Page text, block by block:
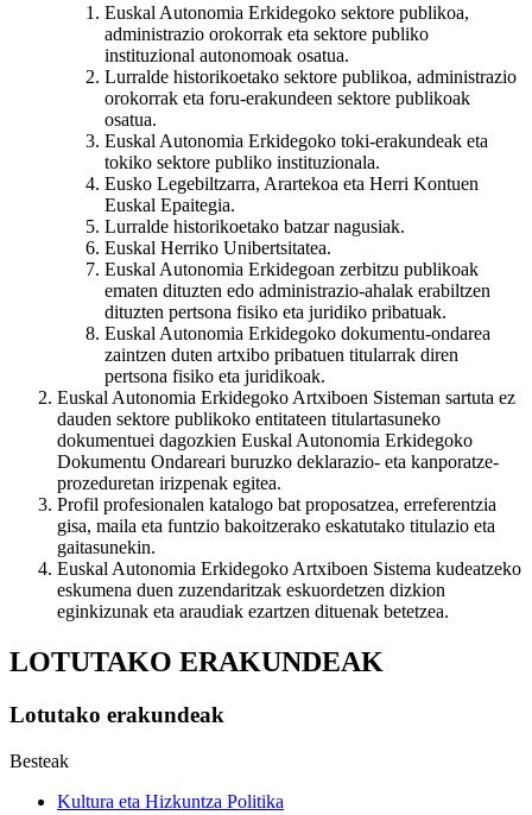
Euskal Autonomia Erkidegoko sektore publikoa,
administrazio orokorrak eta sektore publiko
instituzional autonomoak osatua.
Lurralde historikoetako sektore publikoa, administrazio
orokorrak eta foru-erakundeen sektore publikoak
osatua.
Euskal Autonomia Erkidegoko toki-erakundeak eta
tokiko sektore publiko instituzionala.
Eusko Legebiltzarra, Arartekoa eta Herri Kontuen
Euskal Epaitegia.
Lurralde historikoetako batzar nagusiak.
Euskal Herriko Unibertsitatea.
Euskal Autonomia Erkidegoan zerbitzu publikoak
ematen dituzten edo administrazio-ahalak erabiltzen
dituzten pertsona fisiko eta juridiko pribatuak.
Euskal Autonomia Erkidegoko dokumentu-ondarea
zaintzen duten artxibo pribatuen titularrak diren
pertsona fisiko eta juridikoak.
Euskal Autonomia Erkidegoko Artxiboen Sisteman sartuta ez
dauden sektore publikoko entitateen titulartasuneko
dokumentuei dagozkien Euskal Autonomia Erkidegoko
Dokumentu Ondareari buruzko deklarazio- eta kanporatze-
prozeduretan irizpenak egitea.
Profil profesionalen katalogo bat proposatzea, erreferentzia
gisa, maila eta funtzio bakoitzerako eskatutako titulazio eta
gaitasunekin.
Euskal Autonomia Erkidegoko Artxiboen Sistema kudeatzeko
eskumena duen zuzendaritzak eskuordetzen dizkion
eginkizunak eta araudiak ezartzen dituenak betetzea.
LOTUTAKO ERAKUNDEAK
Lotutako erakundeak
Besteak
Kultura eta Hizkuntza Politika